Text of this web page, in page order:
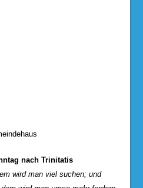
nach Trinitatis
wird man viel suchen; und